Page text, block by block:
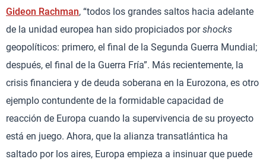
Gideon Rachman, “todos los grandes saltos hacia adelante
de la unidad europea han sido propiciados porshocks
geopolíticos: primero, el final de la Segunda Guerra Mundial;
después, el final de la Guerra Fría”. Más recientemente, la
crisis financiera y de deuda soberana en la Eurozona, es otro
ejemplo contundente de la formidable capacidad de
reacción de Europa cuando la supervivencia de su proyecto
está en juego. Ahora, que la alianza transatlántica ha
saltado por los aires, Europa empieza a insinuar que puede